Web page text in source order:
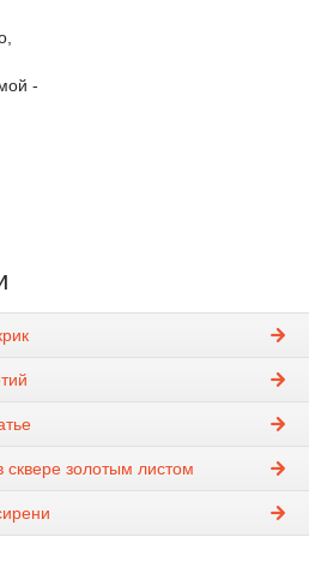
-
сквере золотым листом